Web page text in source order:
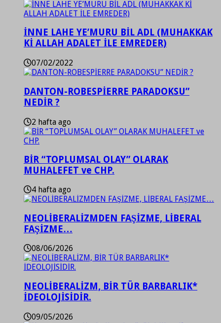
İNNE LAHE YE’MURU BİL ADL (MUHAKKAK
Kİ ALLAH ADALET İLE EMREDER)
07/02/2022
DANTON-ROBESPİERRE PARADOKSU”
NEDİR ?
2 hafta ago
BİR “TOPLUMSAL OLAY” OLARAK
MUHALEFET ve CHP.
4 hafta ago
NEOLİBERALİZMDEN FAŞİZME, LİBERAL
FAŞİZME…
08/06/2026
NEOLİBERALİZM, BİR TÜR BARBARLIK*
İDEOLOJİSİDİR.
09/05/2026